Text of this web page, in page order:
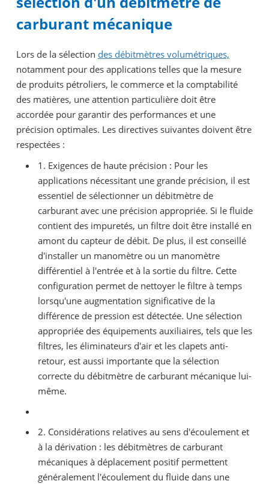
carburant mécanique
Lors de la sélection des débitmètres volumétriques,
notamment pour des applications telles que la mesure
de produits pétroliers, le commerce et la comptabilité
des matières, une attention particulière doit être
accordée pour garantir des performances et une
précision optimales. Les directives suivantes doivent être
respectées :
1. Exigences de haute précision : Pour les
applications nécessitant une grande précision, il est
essentiel de sélectionner un débitmètre de
carburant avec une précision appropriée. Si le fluide
contient des impuretés, un filtre doit être installé en
amont du capteur de débit. De plus, il est conseillé
d'installer un manomètre ou un manomètre
différentiel à l'entrée et à la sortie du filtre. Cette
configuration permet de nettoyer le filtre à temps
lorsqu'une augmentation significative de la
différence de pression est détectée. Une sélection
appropriée des équipements auxiliaires, tels que les
filtres, les éliminateurs d'air et les clapets anti-
retour, est aussi importante que la sélection
correcte du débitmètre de carburant mécanique lui-
même.
2. Considérations relatives au sens d'écoulement et
à la dérivation : les débitmètres de carburant
mécaniques à déplacement positif permettent
généralement l'écoulement du fluide dans une